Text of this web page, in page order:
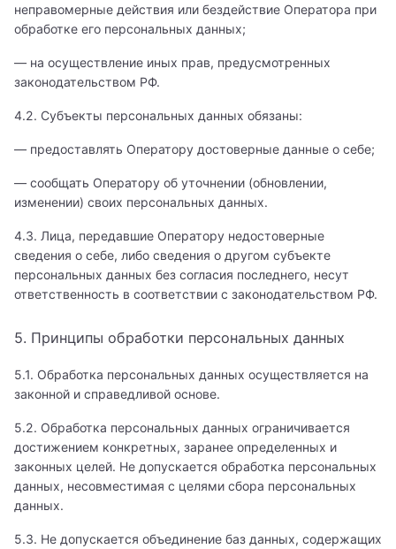
неправомерные действия или бездействие Оператора при
обработке его персональных данных;
— на осуществление иных прав, предусмотренных
законодательством РФ.
4.2. Субъекты персональных данных обязаны:
— предоставлять Оператору достоверные данные о себе;
— сообщать Оператору об уточнении (обновлении,
изменении) своих персональных данных.
4.3. Лица, передавшие Оператору недостоверные
сведения о себе, либо сведения о другом субъекте
персональных данных без согласия последнего, несут
ответственность в соответствии с законодательством РФ.
5. Принципы обработки персональных данных
5.1. Обработка персональных данных осуществляется на
законной и справедливой основе.
5.2. Обработка персональных данных ограничивается
достижением конкретных, заранее определенных и
законных целей. Не допускается обработка персональных
данных, несовместимая с целями сбора персональных
данных.
5.3. Не допускается объединение баз данных, содержащих